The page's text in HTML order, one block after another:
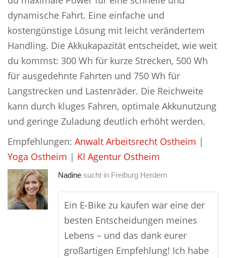
dynamische Fahrt. Eine einfache und
kostengünstige Lösung mit leicht verändertem
Handling. Die Akkukapazität entscheidet, wie weit
du kommst: 300 Wh für kurze Strecken, 500 Wh
für ausgedehnte Fahrten und 750 Wh für
Langstrecken und Lastenräder. Die Reichweite
kann durch kluges Fahren, optimale Akkunutzung
und geringe Zuladung deutlich erhöht werden.
Empfehlungen: Anwalt Arbeitsrecht Ostheim |
Yoga Ostheim | KI Agentur Ostheim
Nadine sucht in Freiburg Herdern
Ein E-Bike zu kaufen war eine der
besten Entscheidungen meines
Lebens – und das dank eurer
großartigen Empfehlung! Ich habe